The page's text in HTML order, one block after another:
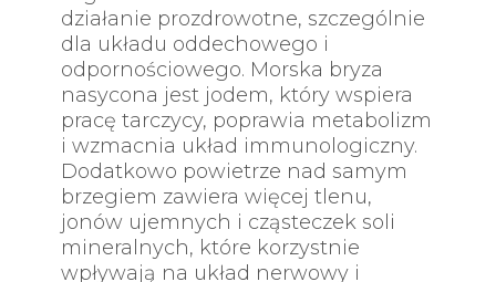
działanie prozdrowotne, szczególnie
dla układu oddechowego i
odpornościowego. Morska bryza
nasycona jest jodem, który wspiera
pracę tarczycy, poprawia metabolizm
i wzmacnia układ immunologiczny.
Dodatkowo powietrze nad samym
brzegiem zawiera więcej tlenu,
jonów ujemnych i cząsteczek soli
mineralnych, które korzystnie
wpływają na układ nerwowy i